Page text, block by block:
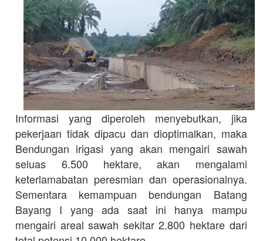
Informasi yang diperoleh menyebutkan, jika
pekerjaan tidak dipacu dan dioptimalkan, maka
Bendungan irigasi yang akan mengairi sawah
seluas 6.500 hektare, akan mengalami
keterlamabatan peresmian dan operasionalnya.
Sementara kemampuan bendungan Batang
Bayang I yang ada saat ini hanya mampu
mengairi areal sawah sekitar 2.800 hektare dari